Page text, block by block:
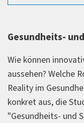
Gesundheits-
Wie können
aussehen? Welche
Reality im
konkret aus, die
"Gesundheits- und